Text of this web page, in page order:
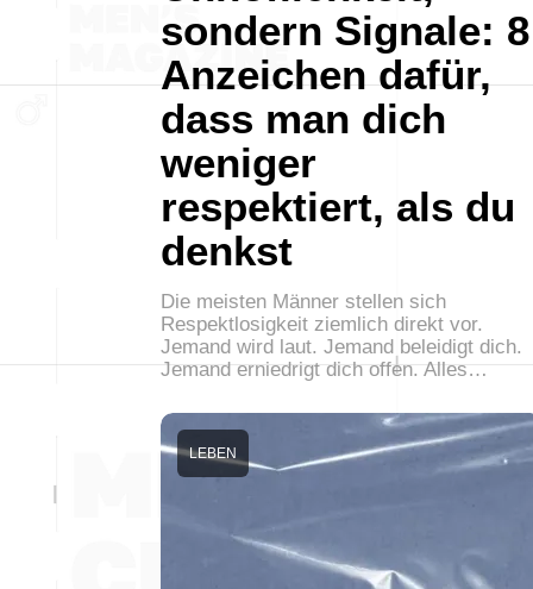
sondern Signale: 8
Anzeichen dafür,
dass man dich
weniger
respektiert, als du
denkst
Die meisten Männer stellen sich
Respektlosigkeit ziemlich direkt vor.
Jemand wird laut. Jemand beleidigt dich.
Jemand erniedrigt dich offen. Alles…
LEBEN